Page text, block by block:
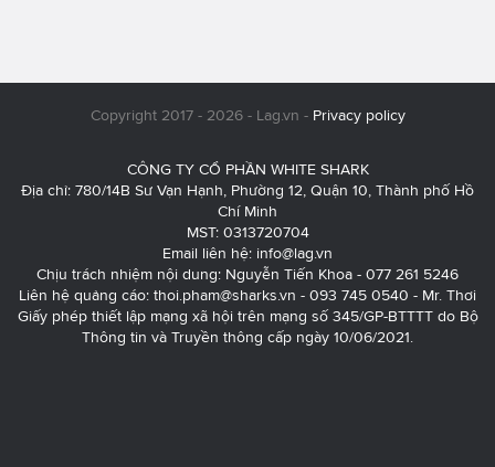
Copyright 2017 - 2026 - Lag.vn - Privacy policy
CÔNG TY CỔ PHẦN WHITE SHARK
Địa chỉ: 780/14B Sư Vạn Hạnh, Phường 12, Quận 10, Thành phố Hồ
Chí Minh
MST: 0313720704
Email liên hệ: info@lag.vn
Chịu trách nhiệm nội dung: Nguyễn Tiến Khoa - 077 261 5246
Liên hệ quảng cáo: thoi.pham@sharks.vn - 093 745 0540 - Mr. Thơi
Giấy phép thiết lập mạng xã hội trên mạng số 345/GP-BTTTT do Bộ
Thông tin và Truyền thông cấp ngày 10/06/2021.